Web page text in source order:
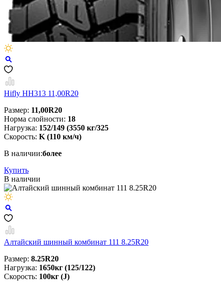
Hifly HH313 11,00R20
Размер: 11,00R20
Норма слойности: 18
Нагрузка: 152/149 (3550 кг/325
Скорость: K (110 км/ч)
В наличии:более
Купить
В наличии
Алтайский шинный комбинат 111 8.25R20
Размер: 8.25R20
Нагрузка: 1650кг (125/122)
Скорость: 100кг (J)